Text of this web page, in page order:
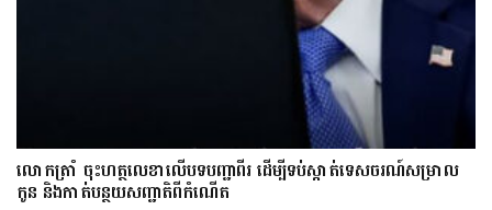
លោក​ត្រាំ ចុះហត្ថលេខាលើបទបញ្ជាពីរ ដើម្បីទប់ស្កាត់ទេស​ចរណ៍សម្រាល
កូន និងកាត់បន្ថយសញ្ជាតិពីកំណើត